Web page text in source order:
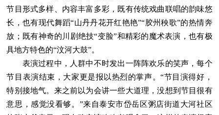
节目形式多样、内容丰富多彩，既有传统戏曲联唱的韵味悠
长，也有现代舞蹈“山丹丹花开红艳艳”“胶州秧歌”的热情奔
放；既有神奇的川剧绝技“变脸”和精彩的魔术表演，也有极
具地方特色的“汶河大鼓”。
表演过程中，人群中不时发出一阵阵欢乐的笑声，每个
节目表演结束，大家更是报以热烈的掌声。“节目演得好，
特别接地气。来之前以为会讲一些大道理，没想到节目很有
意思，感觉没看够。”来自泰安市岱岳区粥店街道大河社区